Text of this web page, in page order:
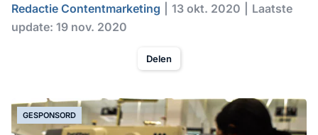
Redactie Contentmarketing 13 okt. 2020
Laatste
update: 19 nov. 2020
Delen
GESPONSORD